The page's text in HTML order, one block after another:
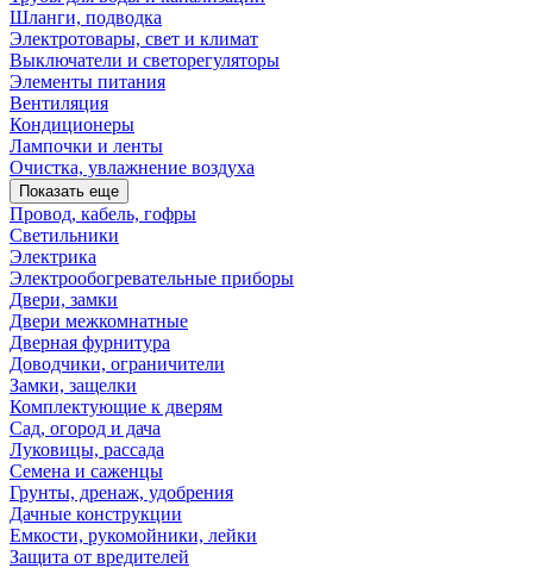
Шланги, подводка
Электротовары, свет и климат
Выключатели и светорегуляторы
Элементы питания
Вентиляция
Кондиционеры
Лампочки и ленты
Очистка, увлажнение воздуха
Показать еще
Провод, кабель, гофры
Светильники
Электрика
Электрообогревательные приборы
Двери, замки
Двери межкомнатные
Дверная фурнитура
Доводчики, ограничители
Замки, защелки
Комплектующие к дверям
Сад, огород и дача
Луковицы, рассада
Семена и саженцы
Грунты, дренаж, удобрения
Дачные конструкции
Емкости, рукомойники, лейки
Защита от вредителей